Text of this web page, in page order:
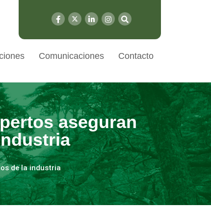
Comunicaciones Contacto
aseguran
de la industria